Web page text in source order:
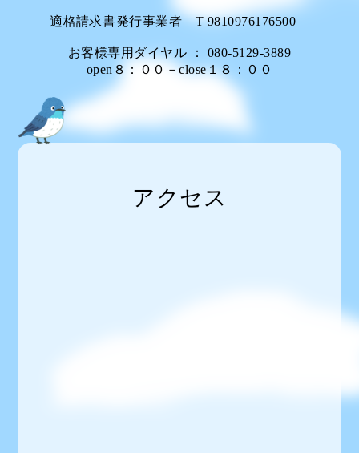
適格請求書発行事業者 T 9810976176500
お客様専用ダイヤル ： 080-5129-3889
open８：００－close１８：００
アクセス